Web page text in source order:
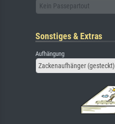
Kein Passepartout
Sonstiges & Extras
Aufhängung
Zackenaufhänger (gesteckt)